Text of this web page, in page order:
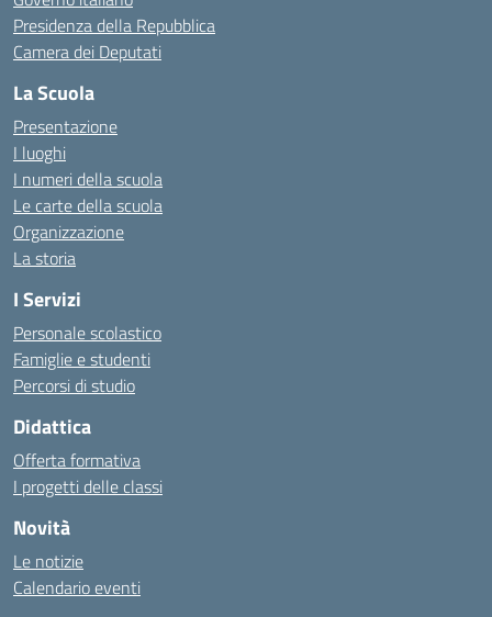
Presidenza della Repubblica
Camera dei Deputati
La Scuola
Presentazione
I luoghi
I numeri della scuola
Le carte della scuola
Organizzazione
La storia
I Servizi
Personale scolastico
Famiglie e studenti
Percorsi di studio
Didattica
Offerta formativa
I progetti delle classi
Novità
Le notizie
Calendario eventi